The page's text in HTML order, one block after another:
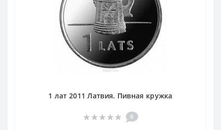
1 лат 2011 Латвия. Пивная кружка
0